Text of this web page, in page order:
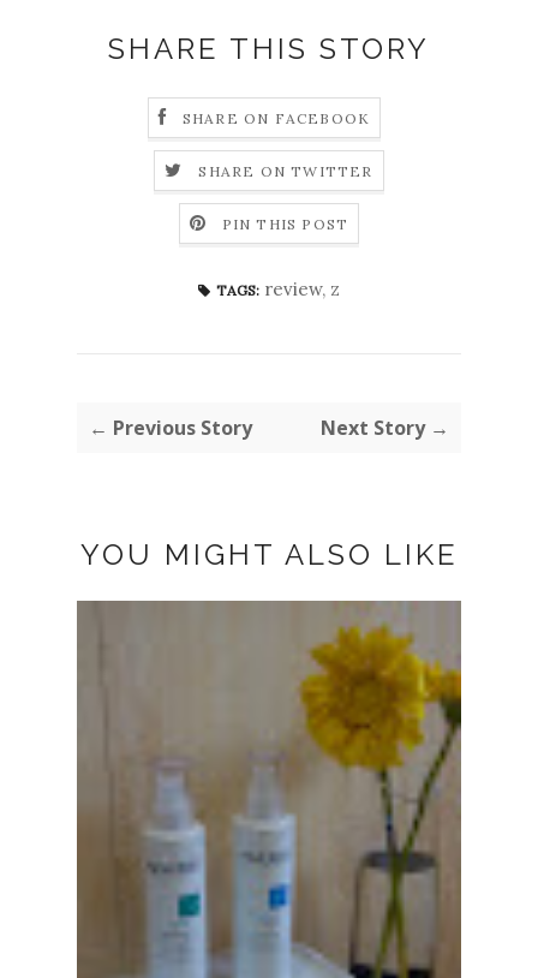
SHARE THIS STORY
SHARE ON FACEBOOK
SHARE ON TWITTER
PIN THIS POST
TAGS: review, z
← Previous Story Next Story →
YOU MIGHT ALSO LIKE